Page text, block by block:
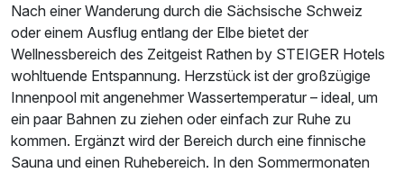
Nach einer Wanderung durch die Sächsische Schweiz
oder einem Ausflug entlang der Elbe bietet der
Wellnessbereich des Zeitgeist Rathen by STEIGER Hotels
wohltuende Entspannung. Herzstück ist der großzügige
Innenpool mit angenehmer Wassertemperatur – ideal, um
ein paar Bahnen zu ziehen oder einfach zur Ruhe zu
kommen. Ergänzt wird der Bereich durch eine finnische
Sauna und einen Ruhebereich. In den Sommermonaten